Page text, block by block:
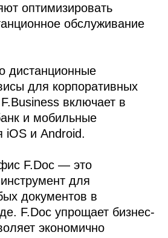
оптимизировать
обслуживание
дистанционные
для корпоративных
включает в
и мобильные
iOS и Android.
F.Doc — это
для
документов в
F.Doc упрощает бизнес-
экономично